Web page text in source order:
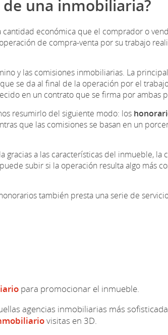
una inmobiliaria?
económica que el comprador o
de compra-venta por su trabajo
y las comisiones inmobiliarias. La
se da al final de la operación por el
en un contrato que se firma por ambas
resumirlo del siguiente modo: los
que las comisiones se basan en un
gracias a las características del inmueble, la
subir si la operación resulta algo más
también presta una serie de
para promocionar el inmueble.
agencias inmobiliarias más
visitas en 3D.